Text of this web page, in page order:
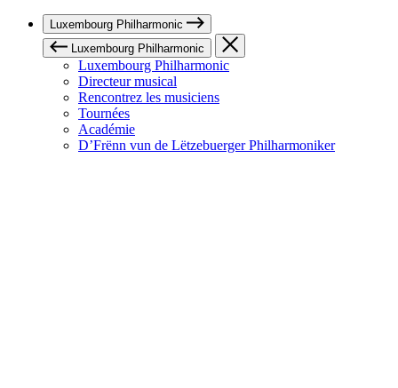
Luxembourg Philharmonic
Luxembourg Philharmonic
Luxembourg Philharmonic
Directeur musical
Rencontrez les musiciens
Tournées
Académie
D’Frënn vun de Lëtzebuerger Philharmoniker